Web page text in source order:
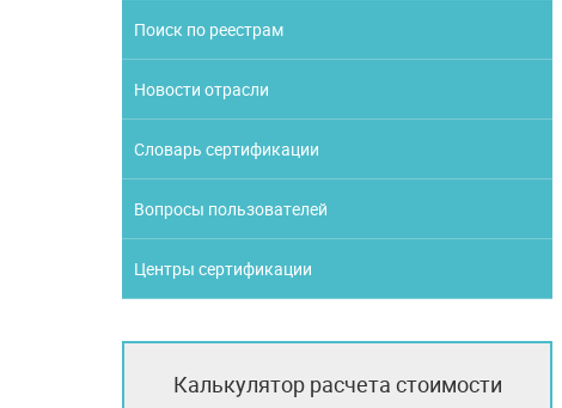
Поиск по реестрам
Новости отрасли
Словарь сертификации
Вопросы пользователей
Центры сертификации
Калькулятор расчета стоимости